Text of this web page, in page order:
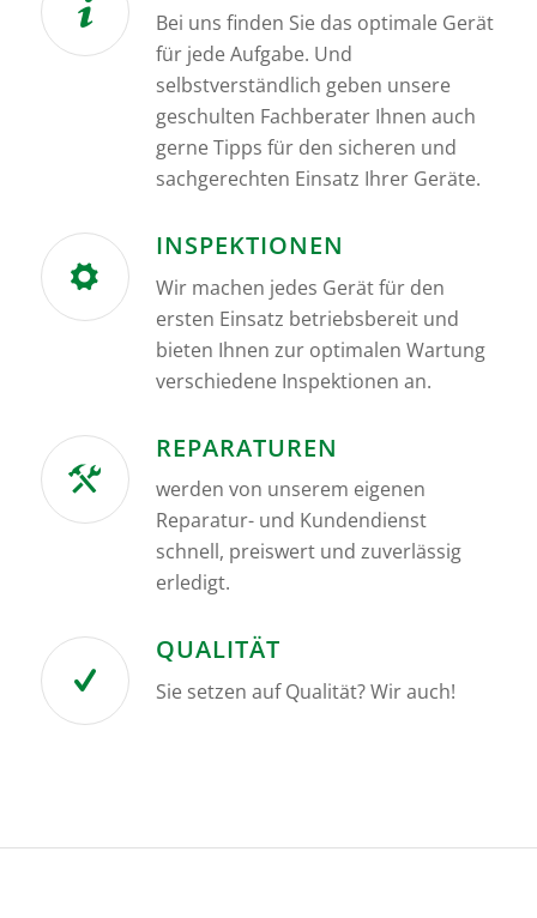
Bei uns finden Sie das optimale Gerät
für jede Aufgabe. Und
selbstverständlich geben unsere
geschulten Fachberater Ihnen auch
gerne Tipps für den sicheren und
sachgerechten Einsatz Ihrer Geräte.
INSPEKTIONEN
Wir machen jedes Gerät für den
ersten Einsatz betriebsbereit und
bieten Ihnen zur optimalen Wartung
verschiedene Inspektionen an.
REPARATUREN
werden von unserem eigenen
Reparatur- und Kundendienst
schnell, preiswert und zuverlässig
erledigt.
QUALITÄT
Sie setzen auf Qualität? Wir auch!